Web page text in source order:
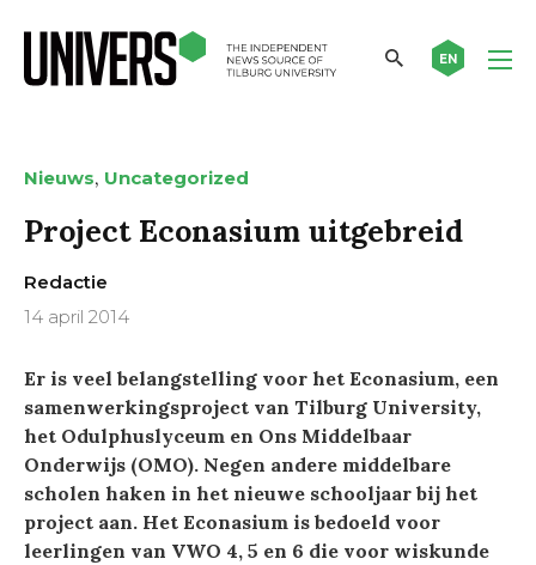
EN
Nieuws, Uncategorized
Project Econasium uitgebreid
Redactie
14 april 2014
Er is veel belangstelling voor het Econasium, een
samenwerkingsproject van Tilburg University,
het Odulphuslyceum en Ons Middelbaar
Onderwijs (OMO). Negen andere middelbare
scholen haken in het nieuwe schooljaar bij het
project aan. Het Econasium is bedoeld voor
leerlingen van VWO 4, 5 en 6 die voor wiskunde